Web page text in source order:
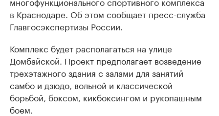
в Краснодаре. Об этом сообщает пресс-служба
Главгосэкспертизы России.
Комплекс будет располагаться на улице
Домбайской. Проект предполагает возведение
трехэтажного здания с залами для занятий
самбо и дзюдо, вольной и классической
борьбой, боксом, кикбоксингом и рукопашным
боем.